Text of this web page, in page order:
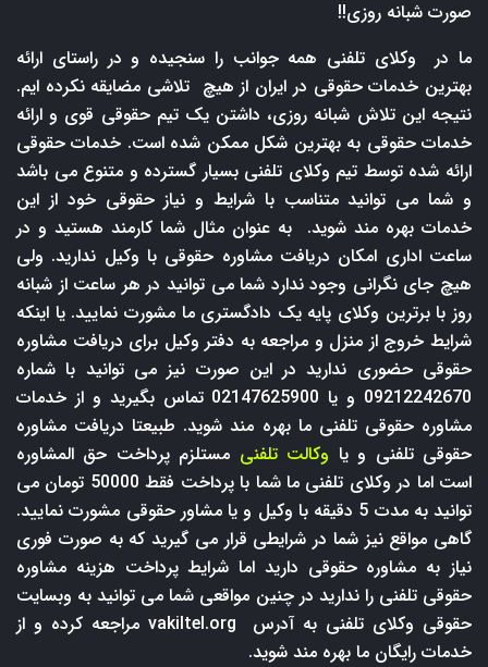
صورت شبانه روزی!!
ما در وکلای تلفنی همه جوانب را سنجیده و در راستای ارائه
بهترین خدمات حقوقی در ایران از هیچ تلاشی مضایقه نکرده ایم.
نتیجه این تلاش شبانه روزی، داشتن یک تیم حقوقی قوی و ارائه
خدمات حقوقی به بهترین شکل ممکن شده است. خدمات حقوقی
ارائه شده توسط تیم وکلای تلفنی بسیار گسترده و متنوع می باشد
و شما می توانید متناسب با شرایط و نیاز حقوقی خود از این
خدمات بهره مند شوید. به عنوان مثال شما کارمند هستید و در
ساعت اداری امکان دریافت مشاوره حقوقی با وکیل ندارید. ولی
هیچ جای نگرانی وجود ندارد شما می توانید در هر ساعت از شبانه
روز با برترین وکلای پایه یک دادگستری ما مشورت نمایید. یا اینکه
شرایط خروج از منزل و مراجعه به دفتر وکیل برای دریافت مشاوره
حقوقی حضوری ندارید در این صورت نیز می توانید با شماره
09212242670 و یا 02147625900 تماس بگیرید و از خدمات
مشاوره حقوقی تلفنی ما بهره مند شوید. طبیعتا دریافت مشاوره
حقوقی تلفنی و یا وکالت تلفنی مستلزم پرداخت حق المشاوره
است اما در وکلای تلفنی ما شما با پرداخت فقط 50000 تومان می
توانید به مدت 5 دقیقه با وکیل و یا مشاور حقوقی مشورت نمایید.
گاهی مواقع نیز شما در شرایطی قرار می گیرید که به صورت فوری
نیاز به مشاوره حقوقی دارید اما شرایط پرداخت هزینه مشاوره
حقوقی تلفنی را ندارید در چنین مواقعی شما می توانید به وبسایت
حقوقی وکلای تلفنی به آدرس
vakiltel.org مراجعه کرده و از
خدمات رایگان ما بهره مند شوید.